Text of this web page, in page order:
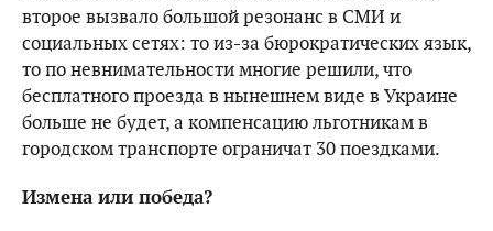
второе вызвало большой резонанс в СМИ и
социальных сетях: то из-за бюрократических язык,
то по невнимательности многие решили, что
бесплатного проезда в нынешнем виде в Украине
больше не будет, а компенсацию льготникам в
городском транспорте ограничат 30 поездками.
Измена или победа?